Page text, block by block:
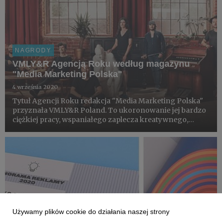
NAGRODY
VMLY&R Agencją Roku według magazynu
"Media Marketing Polska"
4 września 2020
Tytuł Agencji Roku redakcja "Media Marketing Polska"
przyznała VMLY&R Poland. To ukoronowanie jej bardzo
ciężkiej pracy, wspaniałego zaplecza kreatywnego,
polskich agencji reklamowych.
Używamy plików cookie do działania naszej strony